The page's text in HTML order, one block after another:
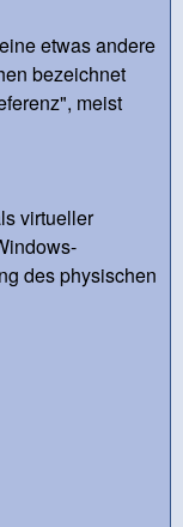
etwas andere
bezeichnet
meist
virtueller
des physischen